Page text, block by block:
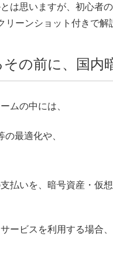
は思いますが、初心者
ーンショット付きで解
の前に、国内
ムの中には、
最適化や、
払いを、暗号資産・仮
ービスを利用する場合、